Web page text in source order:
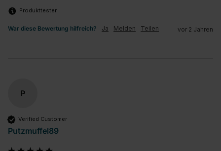
Produkttester
War diese Bewertung hilfreich? Ja Melden Teilen vor 2 Jahren
P
Verified Customer
Putzmuffel89